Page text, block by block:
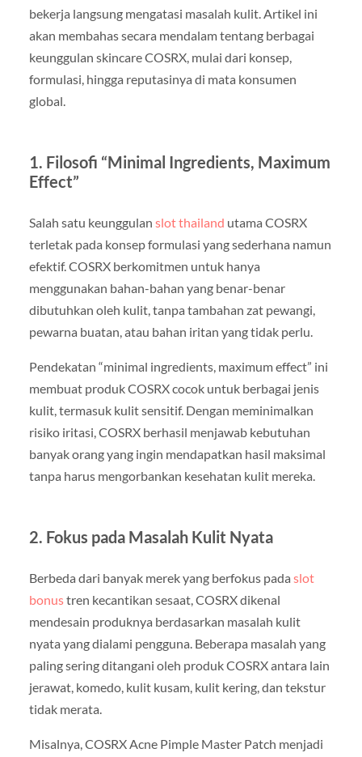
bekerja langsung mengatasi masalah kulit. Artikel ini
akan membahas secara mendalam tentang berbagai
keunggulan skincare COSRX, mulai dari konsep,
formulasi, hingga reputasinya di mata konsumen
global.
1. Filosofi “Minimal Ingredients, Maximum
Effect”
Salah satu keunggulan slot thailand utama COSRX
terletak pada konsep formulasi yang sederhana namun
efektif. COSRX berkomitmen untuk hanya
menggunakan bahan-bahan yang benar-benar
dibutuhkan oleh kulit, tanpa tambahan zat pewangi,
pewarna buatan, atau bahan iritan yang tidak perlu.
Pendekatan “minimal ingredients, maximum effect” ini
membuat produk COSRX cocok untuk berbagai jenis
kulit, termasuk kulit sensitif. Dengan meminimalkan
risiko iritasi, COSRX berhasil menjawab kebutuhan
banyak orang yang ingin mendapatkan hasil maksimal
tanpa harus mengorbankan kesehatan kulit mereka.
2. Fokus pada Masalah Kulit Nyata
Berbeda dari banyak merek yang berfokus pada slot
bonustren kecantikan sesaat, COSRX dikenal
mendesain produknya berdasarkan masalah kulit
nyata yang dialami pengguna. Beberapa masalah yang
paling sering ditangani oleh produk COSRX antara lain
jerawat, komedo, kulit kusam, kulit kering, dan tekstur
tidak merata.
Misalnya, COSRX Acne Pimple Master Patch menjadi